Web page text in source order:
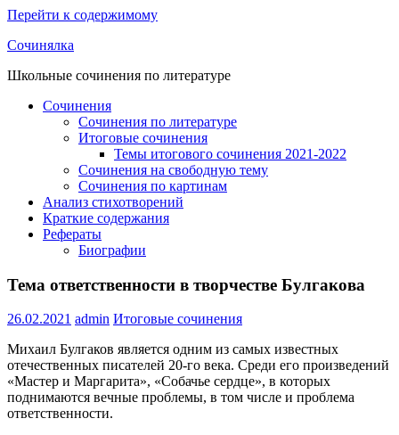
Перейти к содержимому
Сочинялка
Школьные сочинения по литературе
Сочинения
Сочинения по литературе
Итоговые сочинения
Темы итогового сочинения 2021-2022
Сочинения на свободную тему
Сочинения по картинам
Анализ стихотворений
Краткие содержания
Рефераты
Биографии
Тема ответственности в творчестве Булгакова
26.02.2021 admin Итоговые сочинения
Михаил Булгаков является одним из самых известных
отечественных писателей 20-го века. Среди его произведений
«Мастер и Маргарита», «Собачье сердце», в которых
поднимаются вечные проблемы, в том числе и проблема
ответственности.